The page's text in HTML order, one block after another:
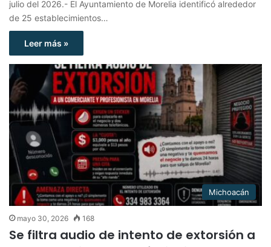
julio del 2026.- El Ayuntamiento de Morelia identificó alrededor
de 25 establecimientos…
Leer más »
Michoacán
mayo 30, 2026 168
Se filtra audio de intento de extorsión a